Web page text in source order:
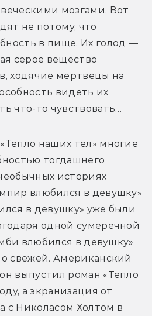
мозгами. Вот
не потому, что
в пище. Их голод —
серое вещество
ходячие мертвецы на
видеть их
что-то чувствовать…
наших тел» многие
тогдашнего
историях
влюбился в девушку»
в девушку» уже были
одной сумеречной
влюбился в девушку»
свежей. Американский
выпустил роман «Тепло
а экранизация от
с Николасом Холтом в